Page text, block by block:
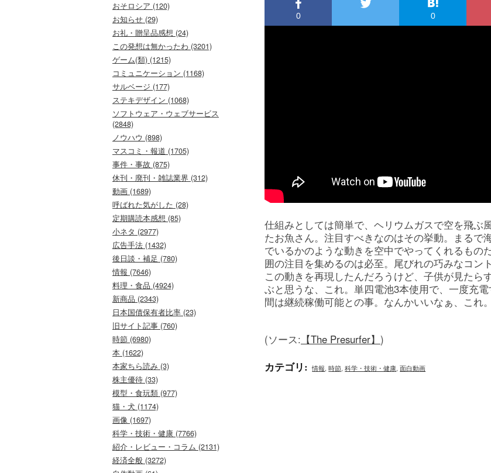
0 0
仕組みとしては簡単で、ヘリウムガスで空を飛ぶ
たお魚さん。注目すべきなのはその挙動。まるで
でいるかのような動きを空中でやってくれるもの
囲の注目を集めるのは必至。尾びれの巧みなコン
この動きを再現したんだろうけど、子供が見たら
ぶと思うな、これ。単四電池3本使用で、一度充電
間は継続稼働可能との事。なんかいいなぁ、これ。
(ソース: 【The Presurfer】 )
カテゴリ: 情報, 時節, 科学・技術・健康, 面白動画
おそロシア (120)
お知らせ (29)
お礼・贈呈品感想 (24)
この発想は無かったわ (3201)
ゲーム(類) (1215)
コミュニケーション (1168)
サルベージ (177)
ステキデザイン (1068)
ソフトウェア・ウェブサービス
(2848)
ノウハウ (898)
マスコミ・報道 (1705)
事件・事故 (875)
休刊・廃刊・雑誌業界 (312)
動画 (1689)
呼ばれた気がした (28)
定期購読本感想 (85)
小ネタ (2977)
広告手法 (1432)
後日談・補足 (780)
情報 (7646)
料理・食品 (4924)
新商品 (2343)
日本国債保有者比率 (23)
旧サイト記事 (760)
時節 (6980)
本 (1622)
本家ちら読み (3)
株主優待 (33)
模型・食玩類 (977)
猫・犬 (1174)
画像 (1697)
科学・技術・健康 (7766)
紹介・レビュー・コラム (2131)
経済全般 (3272)